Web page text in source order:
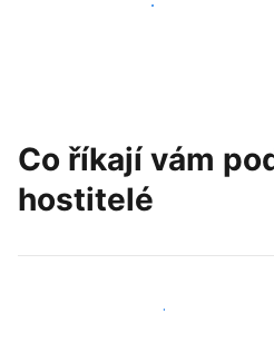
Oslovit nové hosty už dnes
Co říkají vám
hostitelé
Připojit se k dalším